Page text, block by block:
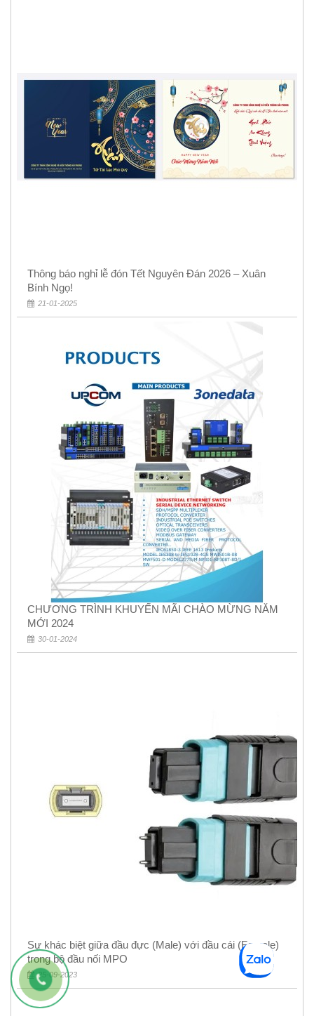
Thông báo nghỉ lễ đón Tết Nguyên Đán 2026 – Xuân
Bính Ngọ!
21-01-2025
CHƯƠNG TRÌNH KHUYẾN MÃI CHÀO MỪNG NĂM
MỚI 2024
30-01-2024
Sự khác biệt giữa đầu đực (Male) với đầu cái (Female)
trong bộ đầu nối MPO
25-09-2023